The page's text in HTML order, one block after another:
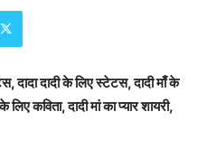
दादा दादी के लिए स्टेटस, दादी माँ के
कविता, दादी मां का प्यार शायरी,